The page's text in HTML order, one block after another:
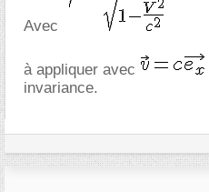
Avec
à appliquer avec
invariance.